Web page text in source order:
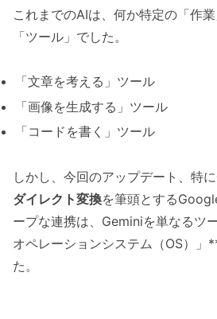
これまでのAIは、何か特定の「作
「ツール」でした。
「文章を考える」ツール
「画像を生成する」ツール
「コードを書く」ツール
しかし、今回のアップデート、特に
ダイレクト変換を筆頭とする
ープな連携は、Geminiを単なるツ
オペレーションシステム（OS）」
た。